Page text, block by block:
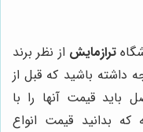
ترازمایش از نظر برند
داشته باشید که قبل از
باید قیمت آنها را با
بدانید قیمت انواع